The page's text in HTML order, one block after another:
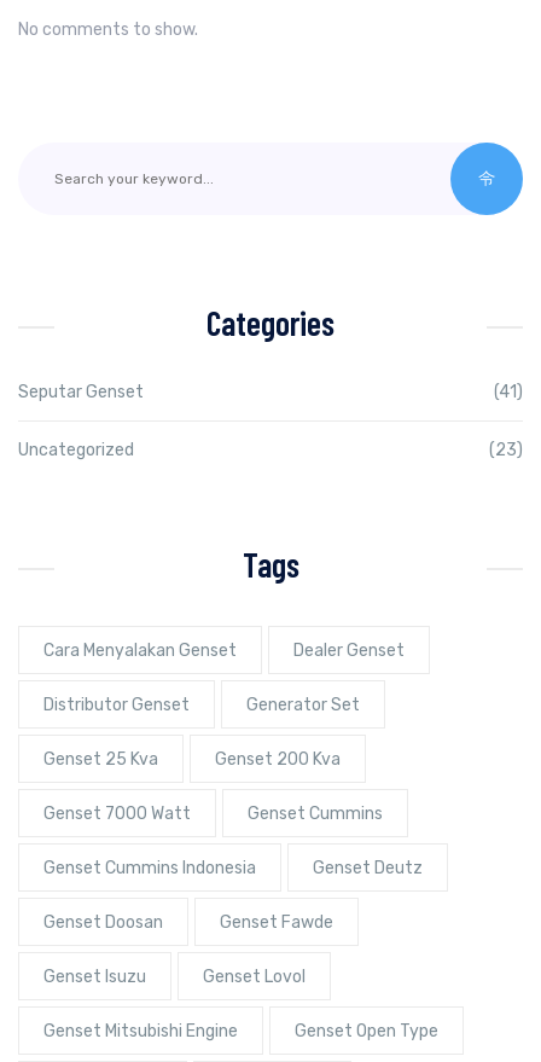
No comments to show.
Categories
Seputar Genset (41)
Uncategorized (23)
Tags
Cara Menyalakan Genset Dealer Genset
Distributor Genset Generator Set
Genset 25 Kva Genset 200 Kva
Genset 7000 Watt Genset Cummins
Genset Cummins Indonesia Genset Deutz
Genset Doosan Genset Fawde
Genset Isuzu Genset Lovol
Genset Mitsubishi Engine Genset Open Type